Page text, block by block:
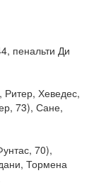
пенальти Ди
Хеведес,
73), Сане,
70),
Тормена